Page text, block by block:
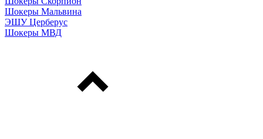
Шокеры Мальвина
ЭШУ Церберус
Шокеры МВД